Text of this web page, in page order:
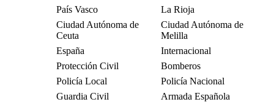
País Vasco
La Rioja
Ciudad Autónoma de
Ceuta
Ciudad Autónoma de
Melilla
España
Internacional
Protección Civil
Bomberos
Policía Local
Policía Nacional
Guardia Civil
Armada Española